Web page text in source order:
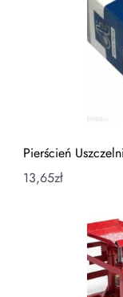
Pierścień
13,65zł